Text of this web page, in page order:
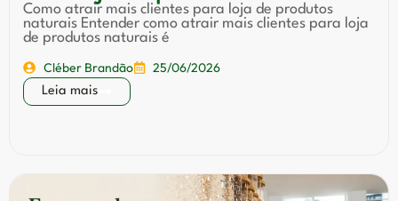
Como atrair mais clientes para loja de produtos
naturais Entender como atrair mais clientes para loja
de produtos naturais é
Cléber Brandão 25/06/2026
Leia mais